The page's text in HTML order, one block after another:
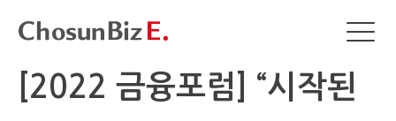
[2022 금융포럼] “시작된